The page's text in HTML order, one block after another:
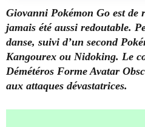
Giovanni Pokémon Go est de
jamais été aussi redoutable.
danse, suivi d’un second
Kangourex ou Nidoking. Le
Démétéros Forme Avatar
aux attaques dévastatrices.